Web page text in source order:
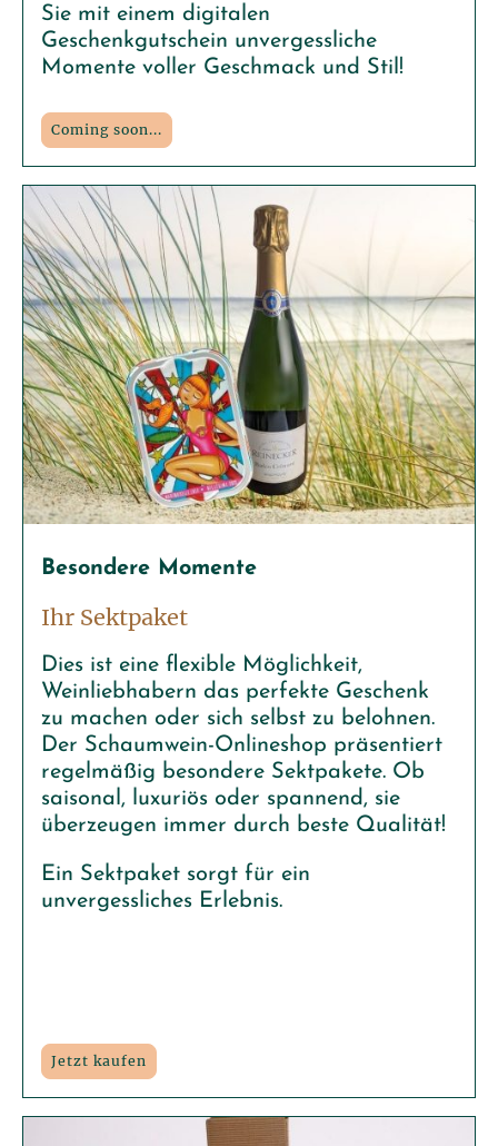
Sie mit einem digitalen
Geschenkgutschein unvergessliche
Momente voller Geschmack und Stil!
Coming soon...
Besondere Momente
Ihr Sektpaket
Dies ist eine flexible Möglichkeit,
Weinliebhabern das perfekte Geschenk
zu machen oder sich selbst zu belohnen.
Der Schaumwein-Onlineshop präsentiert
regelmäßig besondere Sektpakete. Ob
saisonal, luxuriös oder spannend, sie
überzeugen immer durch beste Qualität!
Ein Sektpaket sorgt für ein
unvergessliches Erlebnis.
Jetzt kaufen